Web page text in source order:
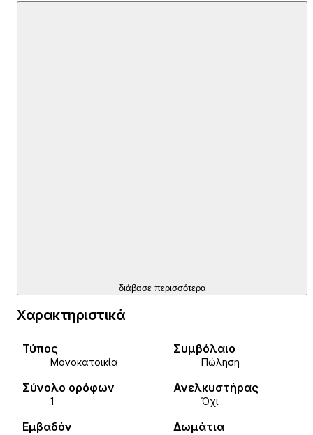
διάβασε περισσότερα
Χαρακτηριστικά
Τύπος
Μονοκατοικία
Συμβόλαιο
Πώληση
Σύνολο ορόφων
1
Ανελκυστήρας
Όχι
Εμβαδόν Δωμάτια